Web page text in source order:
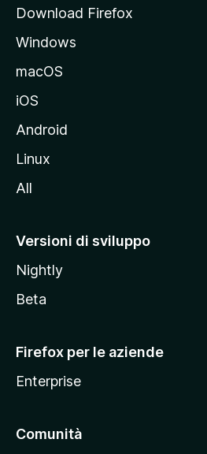
a
l
e
l
t
M
z
i
a
Download Firefox
Windows
macOS
iOS
Android
Linux
All
Versioni di sviluppo
Nightly
Beta
Firefox per le aziende
Enterprise
Comunità